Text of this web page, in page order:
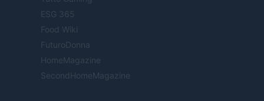
ESG 365
Food Wiki
FuturoDonna
HomeMagazine
SecondHomeMagazine